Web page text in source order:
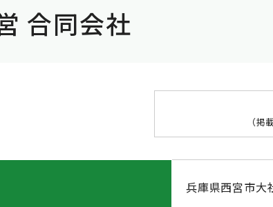
合同会社
（
兵庫県西宮市大